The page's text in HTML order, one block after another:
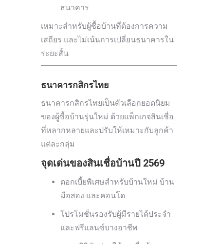
ธนาคาร
เหมาะสำหรับผู้ซื้อบ้านที่ต้องการความ
เสถียร และไม่เน้นการเปลี่ยนธนาคารใน
ระยะสั้น
ธนาคารกสิกรไทย
ธนาคารกสิกรไทยเป็นตัวเลือกยอดนิยม
ของผู้ซื้อบ้านรุ่นใหม่ ด้วยแพ็กเกจสินเชื่อ
ที่หลากหลายและปรับให้เหมาะกับลูกค้า
แต่ละกลุ่ม
จุดเด่นของสินเชื่อบ้านปี 2569
ดอกเบี้ยพิเศษสำหรับบ้านใหม่ บ้าน
มือสอง และคอนโด
โปรโมชั่นรองรับผู้มีรายได้ประจำ
และฟรีแลนซ์บางอาชีพ